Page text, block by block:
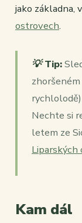
jako základna,
ostrovech.
💡 Tip:
Nechte si
letem ze
Liparských
Kam dál